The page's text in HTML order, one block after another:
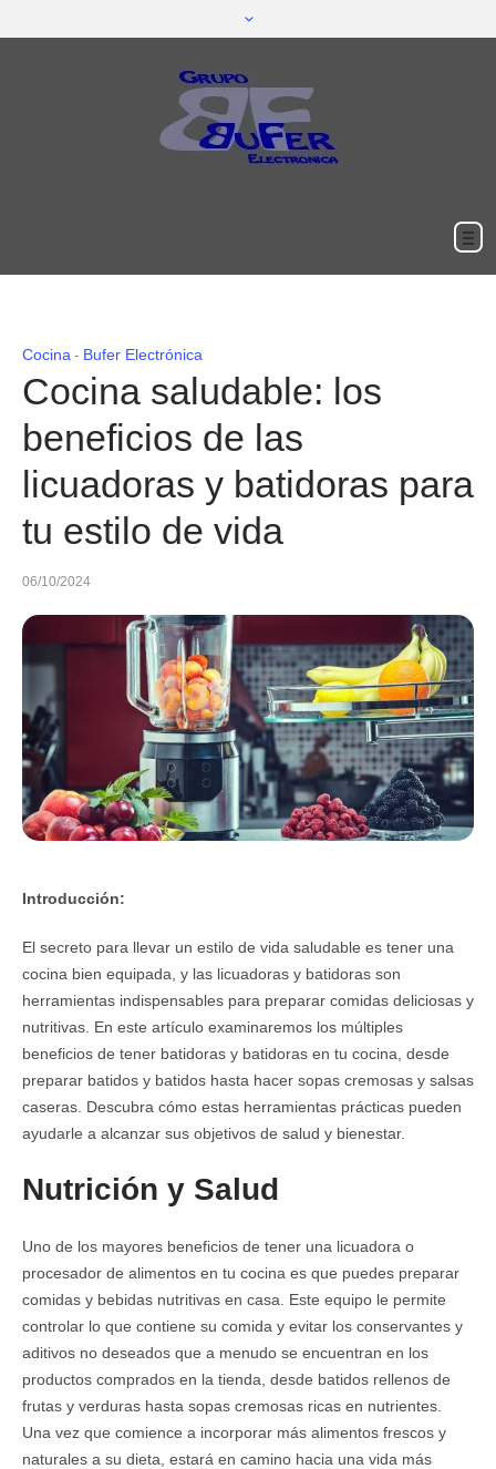
Cocina Bufer Electrónica
Cocina saludable: los
beneficios de las
licuadoras y batidoras para
tu estilo de vida
06/10/2024
Introducción:
El secreto para llevar un estilo de vida saludable es tener una
cocina bien equipada, y las licuadoras y batidoras son
herramientas indispensables para preparar comidas deliciosas y
nutritivas. En este artículo examinaremos los múltiples
beneficios de tener batidoras y batidoras en tu cocina, desde
preparar batidos y batidos hasta hacer sopas cremosas y salsas
caseras. Descubra cómo estas herramientas prácticas pueden
ayudarle a alcanzar sus objetivos de salud y bienestar.
Nutrición y Salud
Uno de los mayores beneficios de tener una licuadora o
procesador de alimentos en tu cocina es que puedes preparar
comidas y bebidas nutritivas en casa. Este equipo le permite
controlar lo que contiene su comida y evitar los conservantes y
aditivos no deseados que a menudo se encuentran en los
productos comprados en la tienda, desde batidos rellenos de
frutas y verduras hasta sopas cremosas ricas en nutrientes.
Una vez que comience a incorporar más alimentos frescos y
naturales a su dieta, estará en camino hacia una vida más